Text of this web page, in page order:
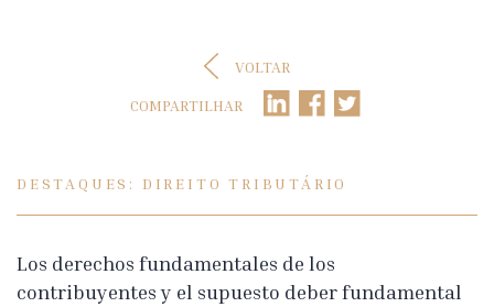
VOLTAR
COMPARTILHAR
DESTAQUES: DIREITO TRIBUTÁRIO
Los derechos fundamentales de los
contribuyentes y el supuesto deber fundamental